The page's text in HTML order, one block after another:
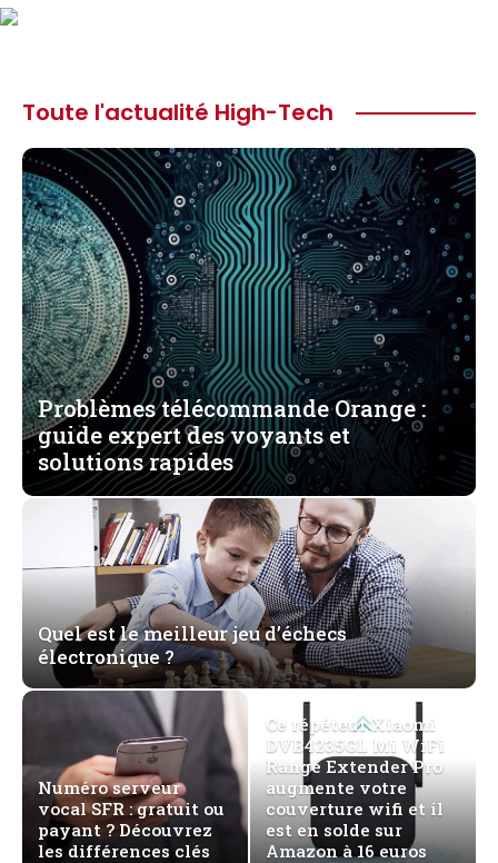
Toute l'actualité High-Tech
Problèmes télécommande Orange :
guide expert des voyants et
solutions rapides
Quel est le meilleur jeu d’échecs
électronique ?
Numéro serveur
vocal SFR : gratuit ou
payant ? Découvrez
les différences clés
Ce répéteur Xiaomi
DVB4235GL Mi WiFi
Range Extender Pro
augmente votre
couverture wifi et il
est en solde sur
Amazon à 16 euros